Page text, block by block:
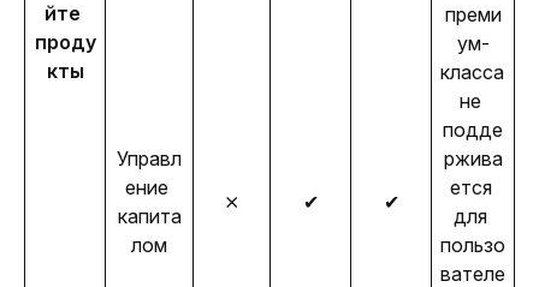
йте
проду
кты
Управл
ение
капита
лом
⨯ ✔ ✔
преми
ум-
класса
не
подде
ржива
ется
для
пользо
вателе